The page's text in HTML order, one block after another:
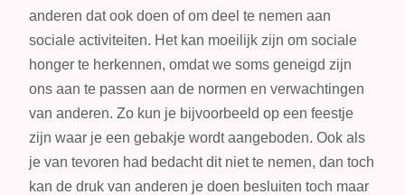
anderen dat ook doen of om deel te nemen aan
sociale activiteiten. Het kan moeilijk zijn om sociale
honger te herkennen, omdat we soms geneigd zijn
ons aan te passen aan de normen en verwachtingen
van anderen. Zo kun je bijvoorbeeld op een feestje
zijn waar je een gebakje wordt aangeboden. Ook als
je van tevoren had bedacht dit niet te nemen, dan toch
kan de druk van anderen je doen besluiten toch maar